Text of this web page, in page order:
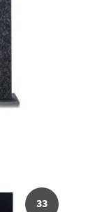
33